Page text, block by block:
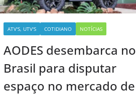
ATV'S, UTV'S COTIDIANO NOTÍCIAS
AODES desembarca no
Brasil para disputar
espaço no mercado de